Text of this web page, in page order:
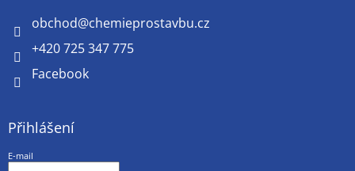
obchod@chemieprostavbu.cz
+420 725 347 775
Facebook
Přihlášení
E-mail